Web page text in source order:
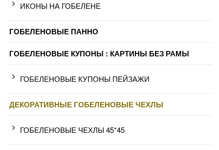
ИКОНЫ НА ГОБЕЛЕНЕ
ГОБЕЛЕНОВЫЕ ПАННО
ГОБЕЛЕНОВЫЕ КУПОНЫ : КАРТИНЫ БЕЗ РАМЫ
ГОБЕЛЕНОВЫЕ КУПОНЫ ПЕЙЗАЖИ
ДЕКОРАТИВНЫЕ ГОБЕЛЕНОВЫЕ ЧЕХЛЫ
ГОБЕЛЕНОВЫЕ ЧЕХЛЫ 45*45